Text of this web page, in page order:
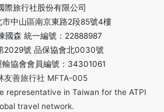
際旅行社股份有限公司
中山區南京東路2段85號4樓
國森 統一編號：22888987
2029號 品保協會北0030號
輸協會會員編號：34301061
友善旅行社 MFTA-005
representative in Taiwan for the ATPI
travel network.